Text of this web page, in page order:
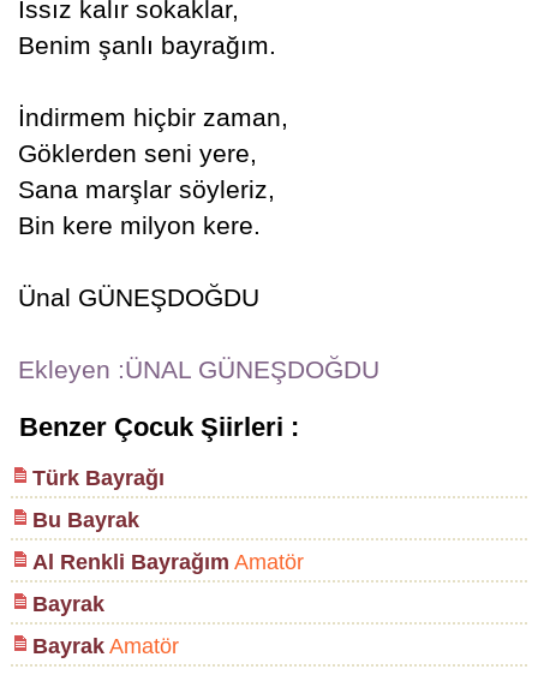
Issız kalır sokaklar,
Benim şanlı bayrağım.
İndirmem hiçbir zaman,
Göklerden seni yere,
Sana marşlar söyleriz,
Bin kere milyon kere.
Ünal GÜNEŞDOĞDU
Ekleyen :ÜNAL GÜNEŞDOĞDU
Benzer Çocuk Şiirleri :
Türk Bayrağı
Bu Bayrak
Al Renkli Bayrağım Amatör
Bayrak
BayrakAmatör